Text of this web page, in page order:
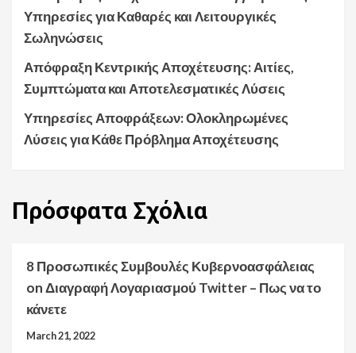
Υπηρεσίες για Καθαρές και Λειτουργικές
Σωληνώσεις
Απόφραξη Κεντρικής Αποχέτευσης: Αιτίες,
Συμπτώματα και Αποτελεσματικές Λύσεις
Υπηρεσίες Αποφράξεων: Ολοκληρωμένες
Λύσεις για Κάθε Πρόβλημα Αποχέτευσης
Πρόσφατα Σχόλια
8 Προσωπικές Συμβουλές Κυβερνοασφάλειας
onΔιαγραφή Λογαριασμού Twitter – Πως να το
κάνετε
March 21, 2022